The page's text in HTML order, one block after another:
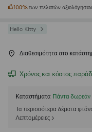
100%των πελατών
Hello Kitty
Διαθεσιμότητα στο
Χρόνος και κόστος
Καταστήματα Πάντα δωρεάν
Τα περισσότερα δέματα
Λεπτομέρειες >